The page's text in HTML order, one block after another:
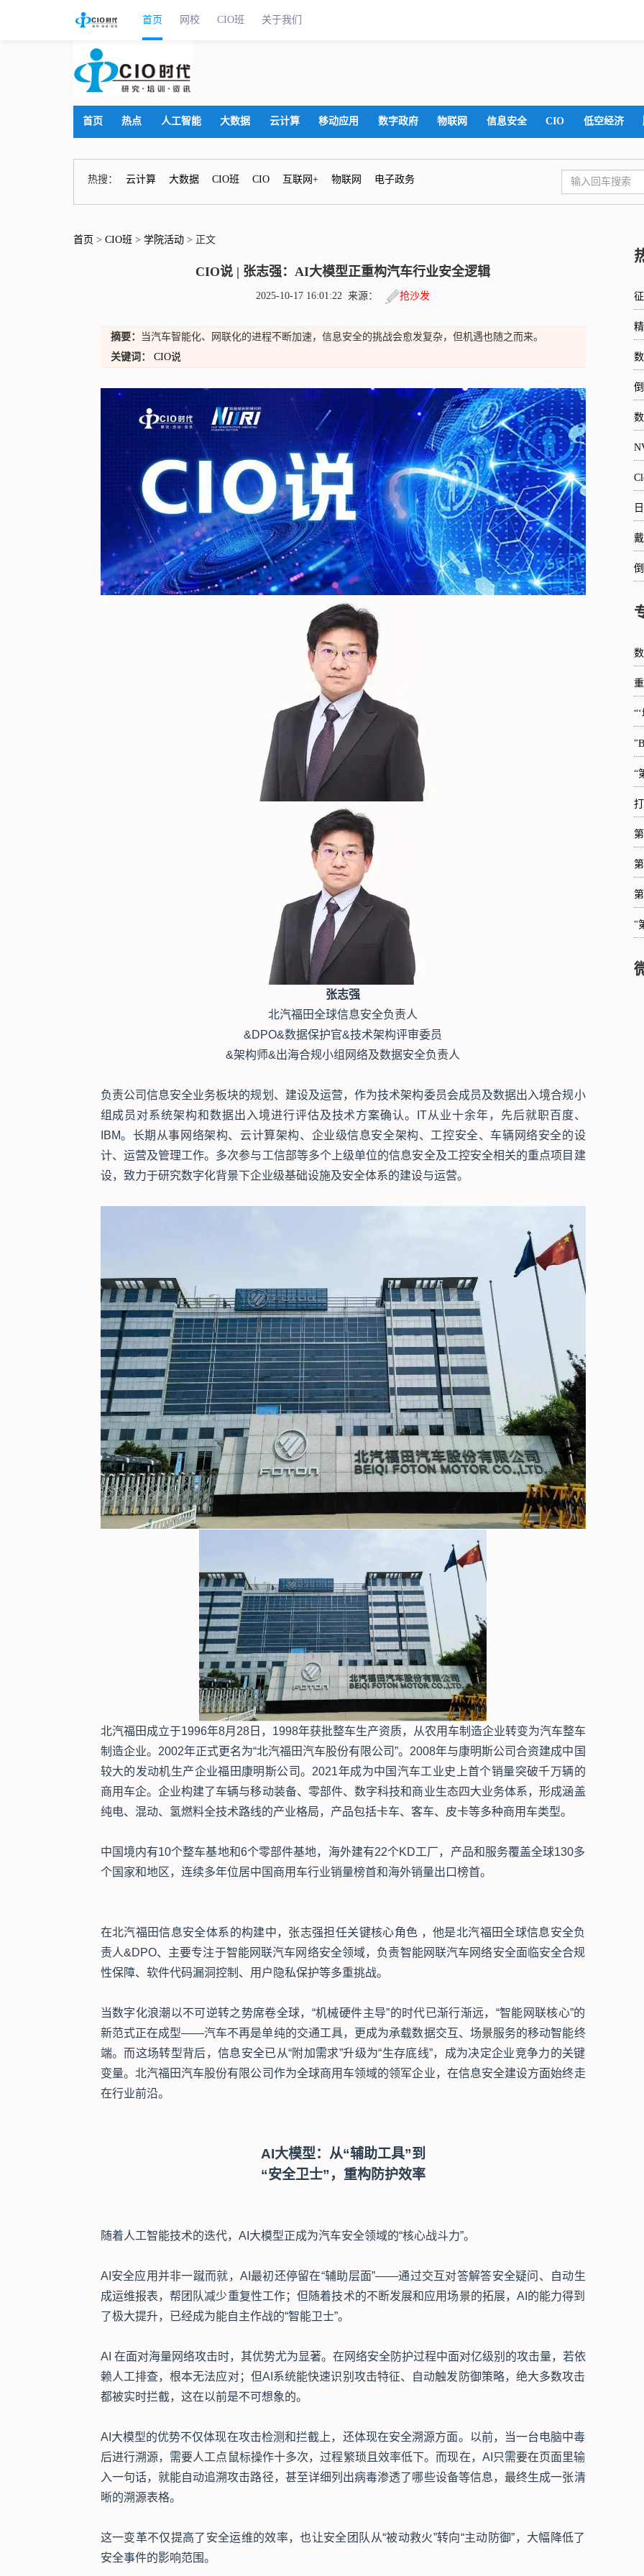
首页 网校 CIO班 关于我们
首页 热点 人工智能 大数据 云计算 移动应用 数字政府 物联网 信息安全 CIO 低空经济
热搜： 云计算 大数据 CIO班 CIO 互联网+ 物联网 电子政务
首页 > CIO班 > 学院活动 > 正文
CIO说 | 张志强：AI大模型正重构汽车行业安全逻辑
2025-10-17 16:01:22 来源： 抢沙发
摘要：
当汽车智能化、网联化的进程不断加速，信息安全的挑战会愈发复杂，但机遇也随之而来。
关键词：
CIO说
张志强
北汽福田全球信息安全负责人
&DPO&数据保护官&技术架构评审委员
&架构师&出海合规小组网络及数据安全负责人
负责公司信息安全业务板块的规划、建设及运营，作为技术架构委员会成员及数据出入境合规小
组成员对系统架构和数据出入境进行评估及技术方案确认。IT从业十余年，先后就职百度、
IBM。长期从事网络架构、云计算架构、企业级信息安全架构、工控安全、车辆网络安全的设
计、运营及管理工作。多次参与工信部等多个上级单位的信息安全及工控安全相关的重点项目建
设，致力于研究数字化背景下企业级基础设施及安全体系的建设与运营。
北汽福田成立于1996年8月28日，1998年获批整车生产资质，从农用车制造企业转变为汽车整车
制造企业。2002年正式更名为“北汽福田汽车股份有限公司”。2008年与康明斯公司合资建成中国
较大的发动机生产企业福田康明斯公司。2021年成为中国汽车工业史上首个销量突破千万辆的
商用车企。企业构建了车辆与移动装备、零部件、数字科技和商业生态四大业务体系，形成涵盖
纯电、混动、氢燃料全技术路线的产业格局，产品包括卡车、客车、皮卡等多种商用车类型。
中国境内有10个整车基地和6个零部件基地，海外建有22个KD工厂，产品和服务覆盖全球130多
个国家和地区，连续多年位居中国商用车行业销量榜首和海外销量出口榜首。
在北汽福田信息安全体系的构建中，张志强担任关键核心角色 ，他是北汽福田全球信息安全负
责人&DPO、主要专注于智能网联汽车网络安全领域，负责智能网联汽车网络安全面临安全合规
性保障、软件代码漏洞控制、用户隐私保护等多重挑战。
当数字化浪潮以不可逆转之势席卷全球，“机械硬件主导”的时代已渐行渐远，“智能网联核心”的
新范式正在成型——汽车不再是单纯的交通工具，更成为承载数据交互、场景服务的移动智能终
端。而这场转型背后，信息安全已从“附加需求”升级为“生存底线”，成为决定企业竞争力的关键
变量。北汽福田汽车股份有限公司作为全球商用车领域的领军企业，在信息安全建设方面始终走
在行业前沿。
AI大模型：从“辅助工具”到
“安全卫士”，重构防护效率
随着人工智能技术的迭代，AI大模型正成为汽车安全领域的“核心战斗力”。
AI安全应用并非一蹴而就，AI最初还停留在“辅助层面”——通过交互对答解答安全疑问、自动生
成运维报表，帮团队减少重复性工作；但随着技术的不断发展和应用场景的拓展，AI的能力得到
了极大提升，已经成为能自主作战的“智能卫士”。
AI 在面对海量网络攻击时，其优势尤为显著。在网络安全防护过程中面对亿级别的攻击量，若依
赖人工排查，根本无法应对；但AI系统能快速识别攻击特征、自动触发防御策略，绝大多数攻击
都被实时拦截，这在以前是不可想象的。
AI大模型的优势不仅体现在攻击检测和拦截上，还体现在安全溯源方面。以前，当一台电脑中毒
后进行溯源，需要人工点鼠标操作十多次，过程繁琐且效率低下。而现在，AI只需要在页面里输
入一句话，就能自动追溯攻击路径，甚至详细列出病毒渗透了哪些设备等信息，最终生成一张清
晰的溯源表格。
这一变革不仅提高了安全运维的效率，也让安全团队从“被动救火”转向“主动防御”，大幅降低了
安全事件的影响范围。
“
"